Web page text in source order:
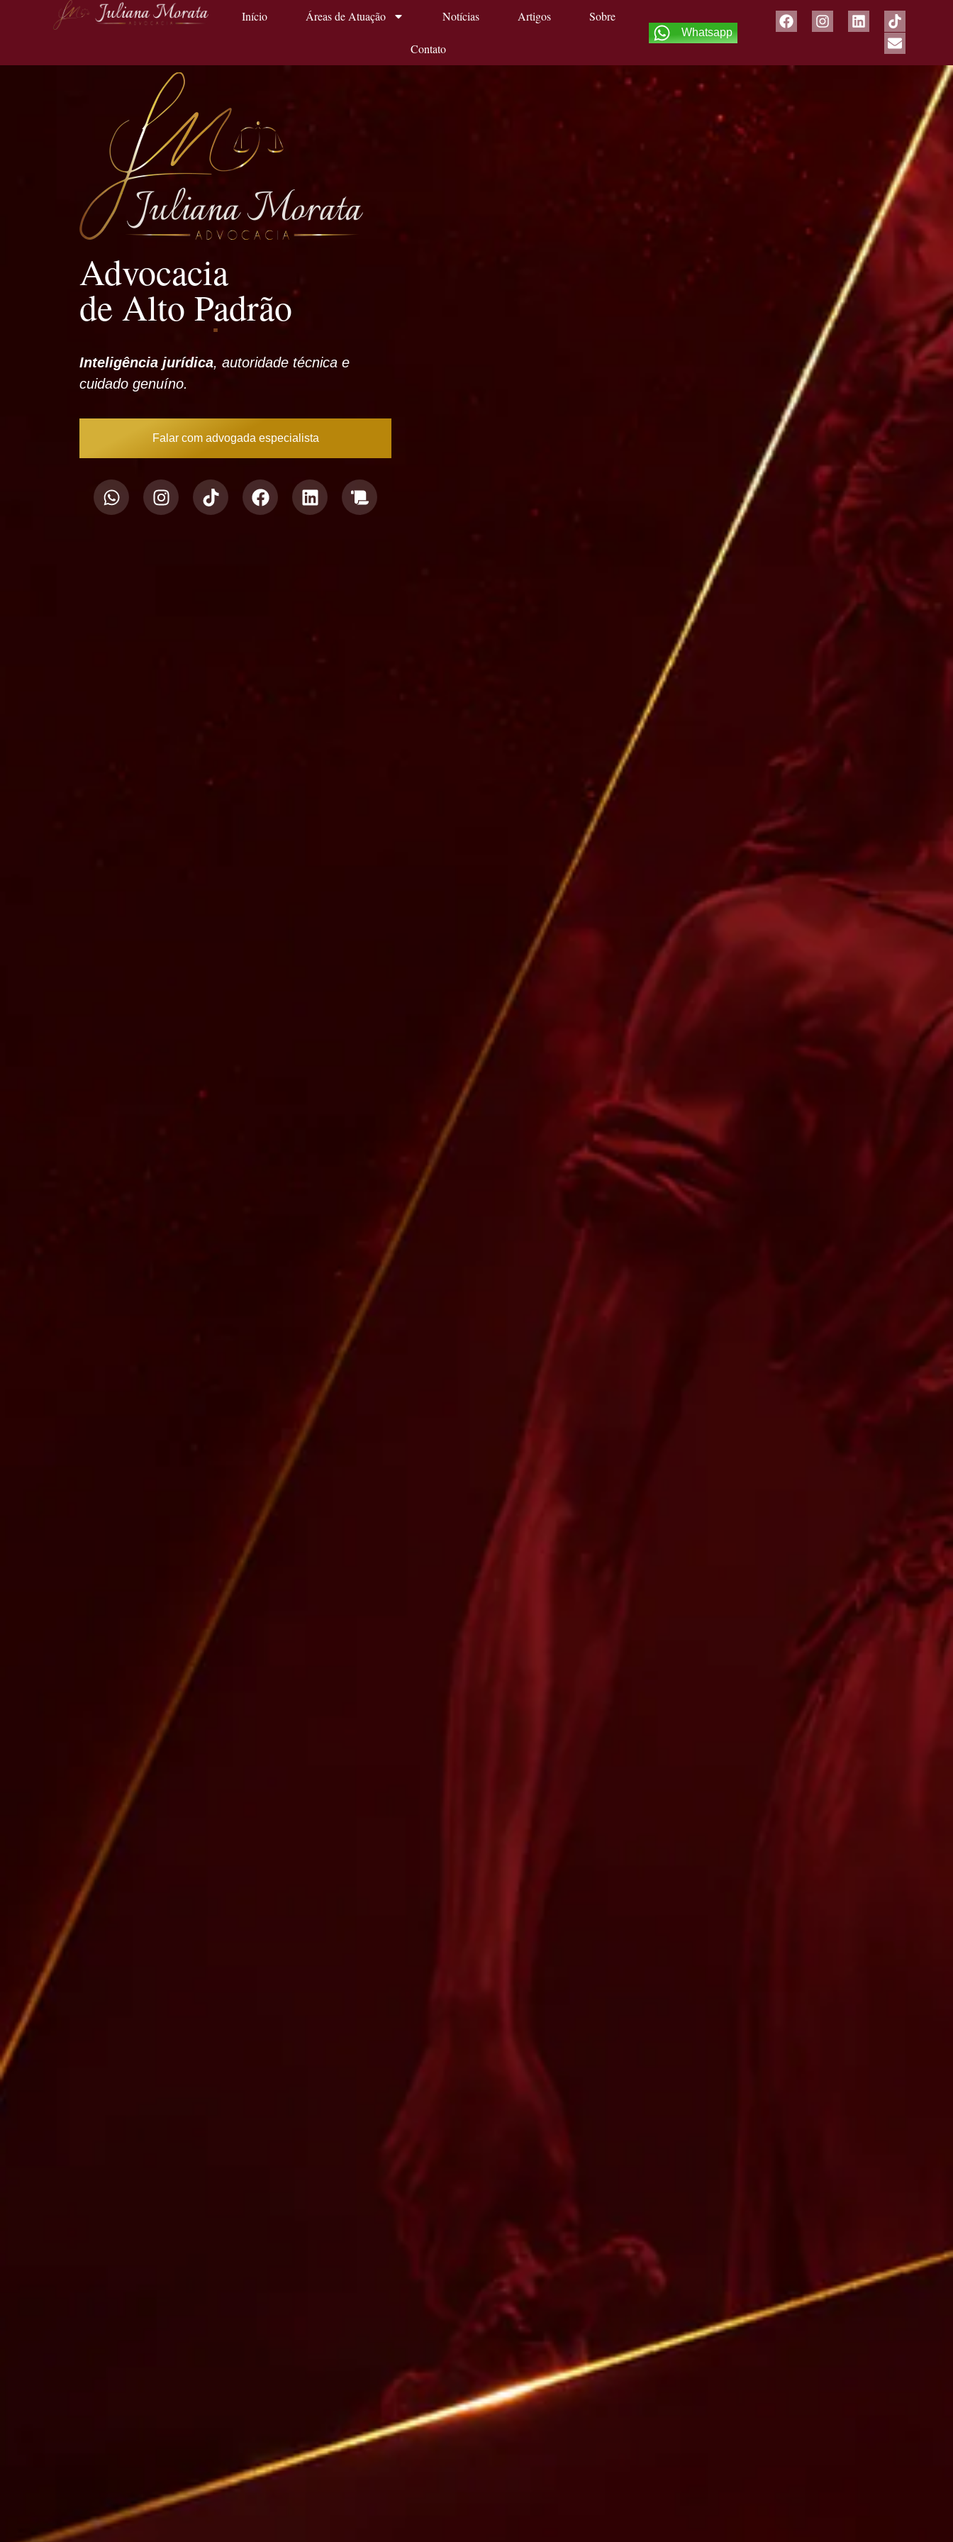
Início Áreas de Atuação Notícias Artigos Sobre
Contato
Whatsapp
Advocacia
de Alto Padrão
Inteligência jurídica, autoridade técnica e
cuidado genuíno.
Falar com advogada especialista